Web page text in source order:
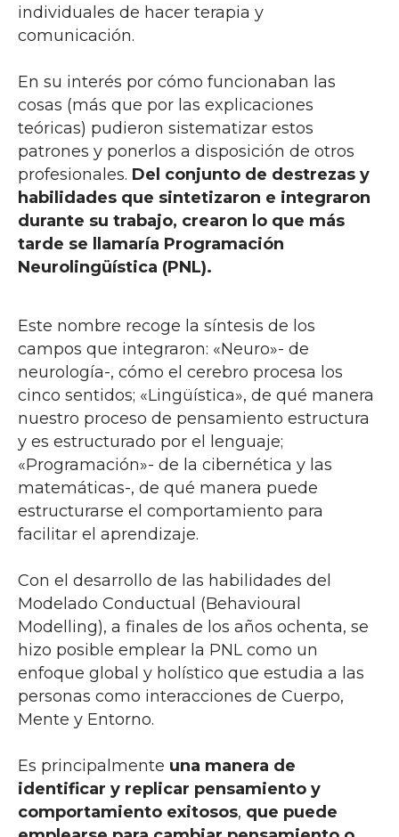
individuales de hacer terapia y
comunicación.
En su interés por cómo funcionaban las
cosas (más que por las explicaciones
teóricas) pudieron sistematizar estos
patrones y ponerlos a disposición de otros
profesionales. Del conjunto de destrezas y
habilidades que sintetizaron e integraron
durante su trabajo, crearon lo que más
tarde se llamaría Programación
Neurolingüística (PNL).
Este nombre recoge la síntesis de los
campos que integraron: «Neuro»- de
neurología-, cómo el cerebro procesa los
cinco sentidos; «Lingüística», de qué manera
nuestro proceso de pensamiento estructura
y es estructurado por el lenguaje;
«Programación»- de la cibernética y las
matemáticas-, de qué manera puede
estructurarse el comportamiento para
facilitar el aprendizaje.
Con el desarrollo de las habilidades del
Modelado Conductual (Behavioural
Modelling), a finales de los años ochenta, se
hizo posible emplear la PNL como un
enfoque global y holístico que estudia a las
personas como interacciones de Cuerpo,
Mente y Entorno.
Es principalmente una manera de
identificar y replicar pensamiento y
comportamiento exitosos, que puede